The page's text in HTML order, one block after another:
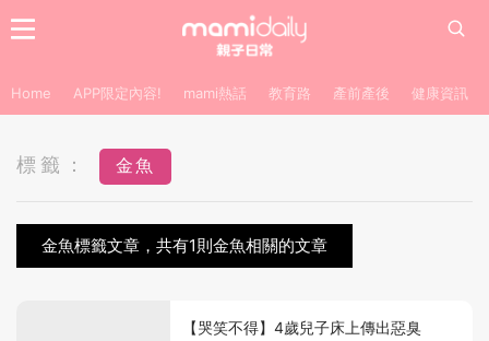
Home APP限定內容! mami熱話 教育路 產前產後 健康資訊
標籤： 金魚
金魚標籤文章，共有1則金魚相關的文章
【哭笑不得】4歲兒子床上傳出惡臭